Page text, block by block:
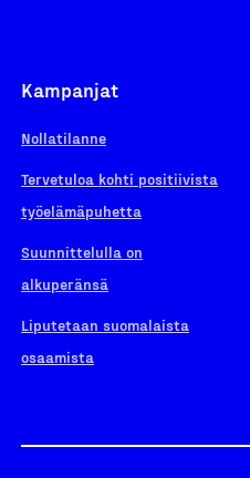
Kampanjat
Nollatilanne
Tervetuloa kohti positiivista
työelämäpuhetta
Suunnittelulla on
alkuperänsä
Liputetaan suomalaista
osaamista